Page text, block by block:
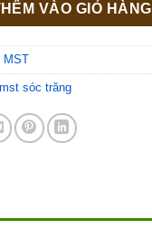
VÀO GIỎ HÀNG
MST
sóc trăng